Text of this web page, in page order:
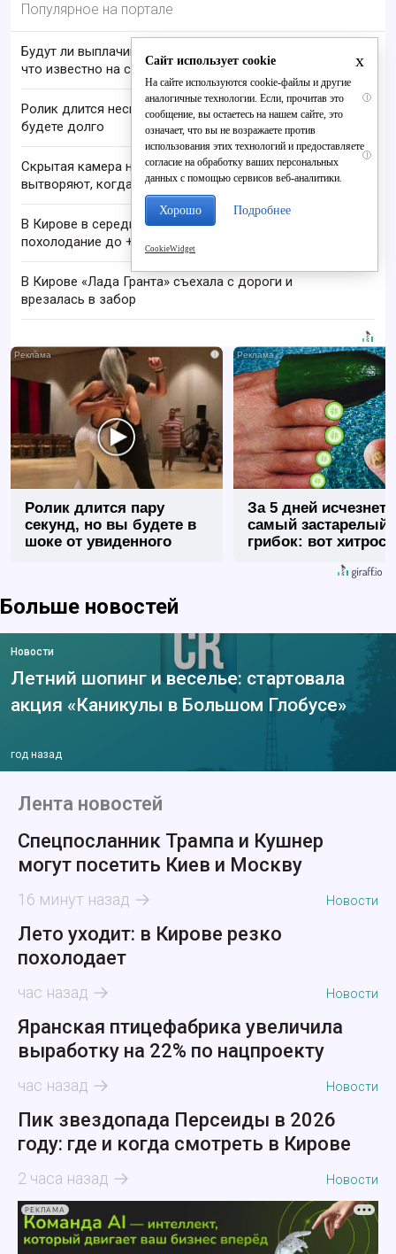
Популярное на портале
Будут ли выплачивать 13-ю пенсию в 2026 году:
что известно на сегодня
i
Ролик длится несколько секунд, а смеяться вы
будете долго
i
Скрытая камера на пляже Крыма: Что люди
вытворяют, когда их не видят...
В Кирове в середине августа ожидается
похолодание до +17 C
В Кирове «Лада Гранта» съехала с дороги и
врезалась в забор
i
Ролик длится пару
секунд, но вы будете в
шоке от увиденного
За 5 дней исчезнет
самый застарелый
грибок: вот
Больше новостей
Новости
Летний шопинг и веселье: стартовала
акция «Каникулы в Большом Глобусе»
год назад
Лента новостей
Спецпосланник Трампа и Кушнер
могут посетить Киев и Москву
16 минут назад Новости
Лето уходит: в Кирове резко
похолодает
час назад Новости
Яранская птицефабрика увеличила
выработку на 22% по нацпроекту
час назад Новости
Пик звездопада Персеиды в 2026
году: где и когда смотреть в Кирове
2 часа назад Новости
РЕКЛАМА
x
Сайт использует cookie
На сайте используются cookie-файлы и другие
аналогичные технологии. Если, прочитав это
сообщение, вы остаетесь на нашем сайте, это
означает, что вы не возражаете против
использования этих технологий и предоставляете
согласие на обработку ваших персональных
данных с помощью сервисов веб-аналитики.
Хорошо Подробнее
CookieWidget